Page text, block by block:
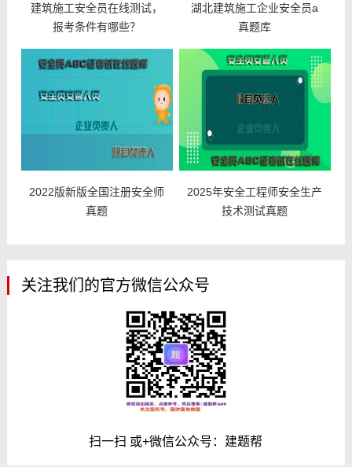
建筑施工安全员在线测试，
报考条件有哪些？
湖北建筑施工企业安全员a
真题库
2022版新版全国注册安全师
真题
2025年安全工程师安全生产
技术测试真题
关注我们的官方微信公众号
扫一扫 或+微信公众号：建题帮